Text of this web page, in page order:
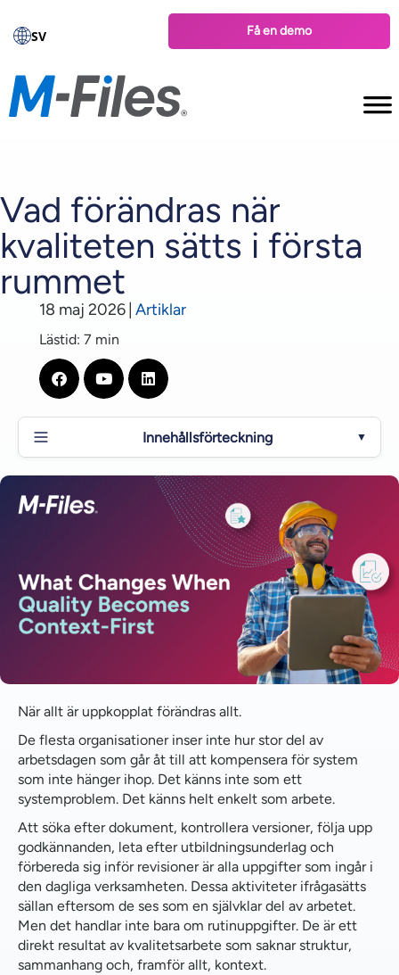
SV Få en demo
Vad förändras när
kvaliteten sätts i första
rummet
18 maj 2026 Artiklar
Lästid: 7 min
Innehållsförteckning ▼
Från att jaga information till att arbeta med den
Från förberedelser inför revision till ständig
Snabbare lösningar, färre störningar
Minskad risk tack vare inbyggd styrning
Kvalitet blir en del av det dagliga arbetet
En bättre upplevelse för människor
Från kostnadsställe till resultatdrivande faktor
Den sammantagna effekten inom hela
organisationen
Sammanfattningsvis
När allt är uppkopplat förändras allt.
De flesta organisationer inser inte hur stor del av
arbetsdagen som går åt till att kompensera för system
som inte hänger ihop. Det känns inte som ett
systemproblem. Det känns helt enkelt som arbete.
Att söka efter dokument, kontrollera versioner, följa upp
godkännanden, leta efter utbildningsunderlag och
förbereda sig inför revisioner är alla uppgifter som ingår i
den dagliga verksamheten. Dessa aktiviteter ifrågasätts
sällan eftersom de ses som en självklar del av arbetet.
Men det handlar inte bara om rutinuppgifter. De är ett
direkt resultat av kvalitetsarbete som saknar struktur,
sammanhang och, framför allt, kontext.